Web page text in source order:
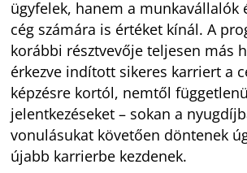
ügyfelek, hanem a munkavállalók
cég számára is értéket kínál. A
korábbi résztvevője teljesen más
érkezve indított sikeres karriert a
képzésre kortól, nemtől
jelentkezéseket – sokan a
vonulásukat követően döntenek
újabb karrierbe kezdenek.